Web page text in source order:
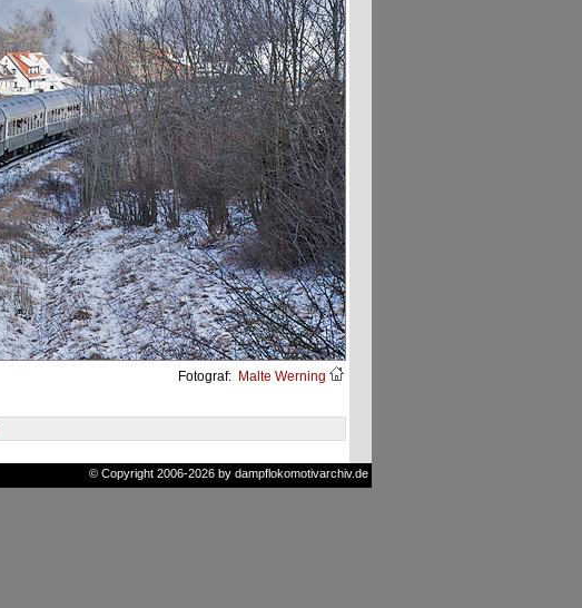
Fotograf: Malte Werning
© Copyright 2006-2026 by dampflokomotivarchiv.de